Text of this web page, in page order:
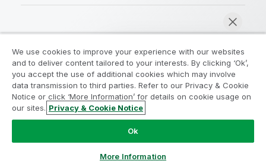
Acuerdos legales
Condiciones del producto
Legal Policies
Política legal
Condiciones de uso
Marcas comerciales
Do Not Share My Info
Copyright © 1993-2026 QlikTech International AB.
We use cookies to improve your experience with our websites
and to deliver content tailored to your interests. By clicking ‘Ok’,
you accept the use of additional cookies which may involve
data transmission to third parties. Refer to our Privacy & Cookie
Notice or click ‘More Information’ for details on cookie usage on
our sites. Privacy & Cookie Notice
Ok
More Information